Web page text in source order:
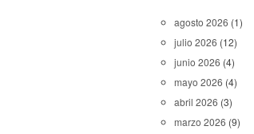
agosto 2026 (1)
julio 2026 (12)
junio 2026 (4)
mayo 2026 (4)
abril 2026 (3)
marzo 2026 (9)